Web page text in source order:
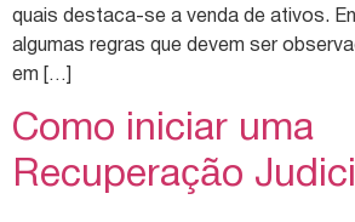
quais destaca-se a venda de ativos.
algumas regras que devem ser
em […]
Como iniciar uma
Recuperação